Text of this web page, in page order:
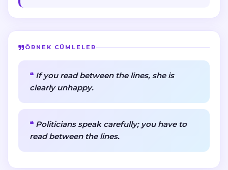
ÖRNEK CÜMLELER
If you read between the lines, she is
clearly unhappy.
Politicians speak carefully; you have to
read between the lines.